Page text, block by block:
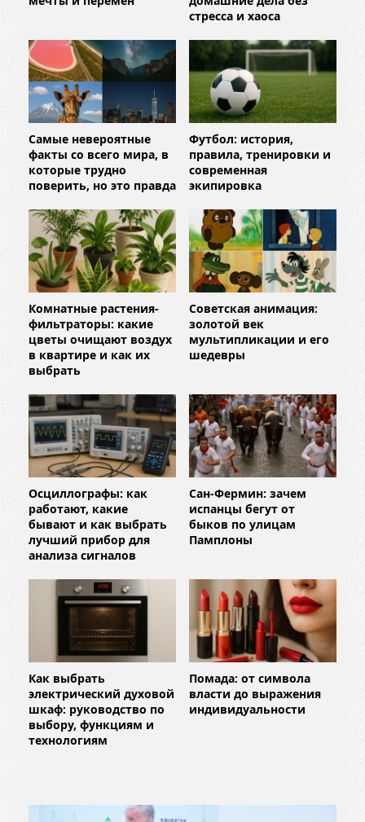
стресса и хаоса
Самые невероятные
факты со всего мира, в
которые трудно
поверить, но это правда
Футбол: история,
правила, тренировки и
современная
экипировка
Комнатные растения-
фильтраторы: какие
цветы очищают воздух
в квартире и как их
выбрать
Советская анимация:
золотой век
мультипликации и его
шедевры
Осциллографы: как
работают, какие
бывают и как выбрать
лучший прибор для
анализа сигналов
Сан-Фермин: зачем
испанцы бегут от
быков по улицам
Памплоны
Как выбрать
электрический духовой
шкаф: руководство по
выбору, функциям и
технологиям
Помада: от символа
власти до выражения
индивидуальности